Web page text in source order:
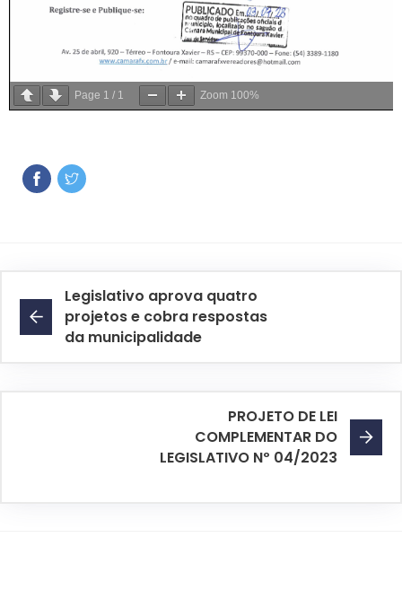
Page 1 / 1 Zoom 100%
Legislativo aprova quatro
projetos e cobra respostas
da municipalidade
PROJETO DE LEI
COMPLEMENTAR DO
LEGISLATIVO Nº 04/2023